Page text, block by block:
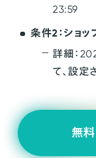
23:59
条件2：ショッ
詳細：
て、設定
無